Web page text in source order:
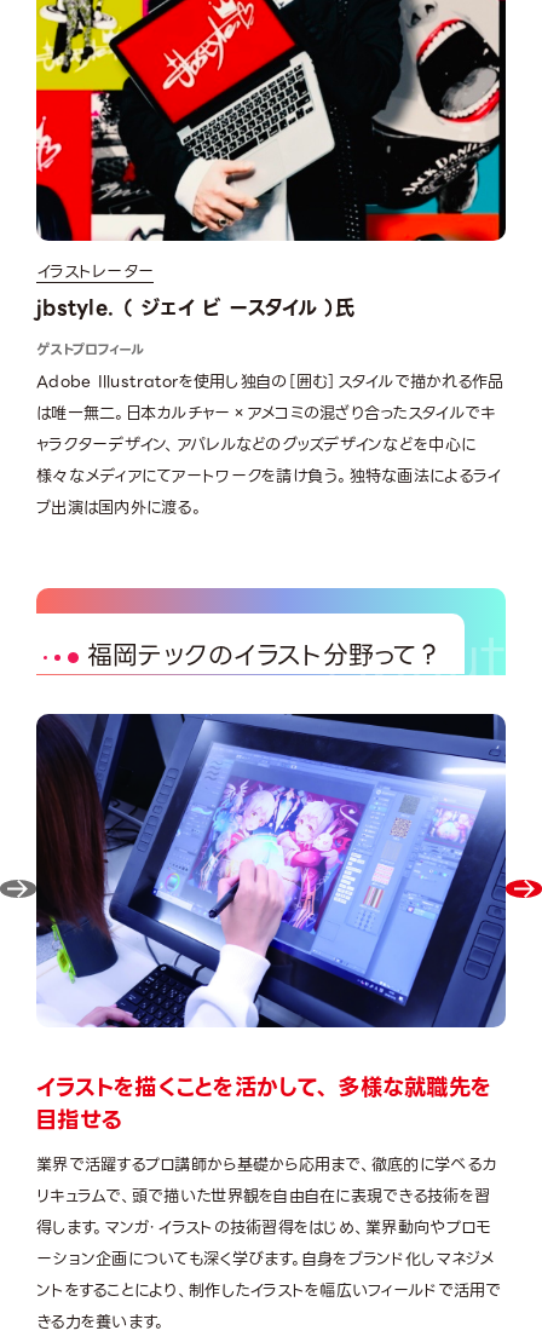
イラストレーター
jbstyle. （ ジェイ ビ ースタイル ）氏
ゲストプロフィール
Adobe Illustratorを使用し独自の［囲む］スタイルで描かれる作品
は唯一無二。日本カルチャー×アメコミの混ざり合ったスタイルでキ
ャラクターデザイン、アパレルなどのグッズデザインなどを中心に
様々なメディアにてアートワークを請け負う。独特な画法によるライ
ブ出演は国内外に渡る。
福岡テックのイラスト分野って？
イラストを描くことを活かして、 多様な就職先を
目指せる
業界で活躍するプロ講師から基礎から応用まで、徹底的に学べるカ
リキュラムで、頭で描いた世界観を自由自在に表現できる技術を習
得します。マンガ・イラストの技術習得をはじめ、業界動向やプロモ
ーション企画についても深く学びます。自身をブランド化しマネジメ
ントをすることにより、制作したイラストを幅広いフィールドで活用で
きる力を養います。